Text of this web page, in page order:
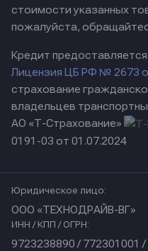
стоимости указанных
пожалуйста,
Кредит
Лицензия ЦБ РФ № 2673
страхование
владельцев
АО «Т-Страхование»
0191-03 от 01.07.2024
Юридическое лицо:
ООО «ТЕХНОДРАЙВ-ВГ»
ИНН / КПП / ОГРН:
9723238890 / 772301001